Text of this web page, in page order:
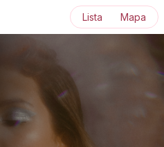
Lista Mapa